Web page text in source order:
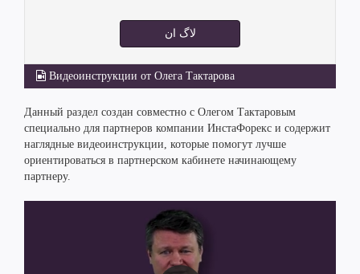
لاگ ان
Видеоинструкции от Олега Тактарова
Данный раздел создан совместно с Олегом Тактаровым
специально для партнеров компании ИнстаФорекс и содержит
наглядные видеоинструкции, которые помогут лучше
ориентироваться в партнерском кабинете начинающему
партнеру.